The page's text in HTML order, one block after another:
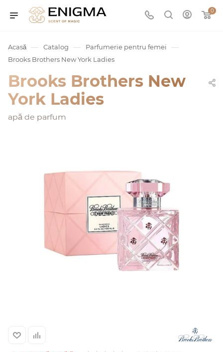
0
Acasă — Catalog — Parfumerie pentru femei —
Brooks Brothers New York Ladies
Brooks Brothers New
York Ladies
apă de parfum